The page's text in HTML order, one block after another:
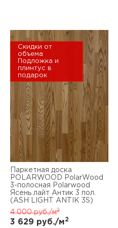
Скидки от
объема
Подложка и
плинтус в
подарок
Паркетная доска
POLARWOOD PolarWood
3-полосная Polarwood
Ясень лайт Антик 3 пол.
(ASH LIGHT ANTIK 3S)
4 000руб./м2
3 629 руб./м2